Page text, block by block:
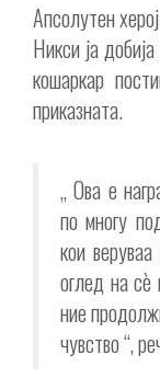
Апсолутен
Никси ја
кошаркар
приказната.
„ Ова е
по многу
кои
оглед на сè
ние
чувство “,